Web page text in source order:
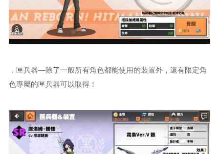
．匣兵器—除了一般所有角色都能使用的裝置外，還有限定角
色專屬的匣兵器可以取得！